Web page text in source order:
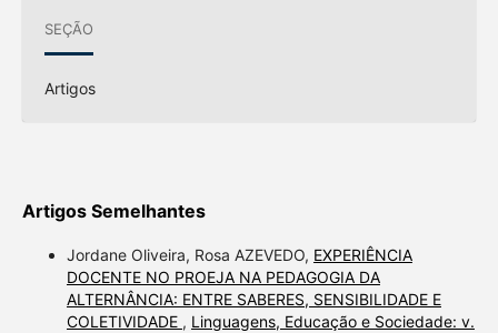
SEÇÃO
Artigos
Artigos Semelhantes
Jordane Oliveira, Rosa AZEVEDO, EXPERIÊNCIA
DOCENTE NO PROEJA NA PEDAGOGIA DA
ALTERNÂNCIA: ENTRE SABERES, SENSIBILIDADE E
COLETIVIDADE , Linguagens, Educação e Sociedade: v.